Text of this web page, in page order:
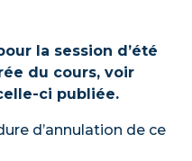
la session d’été
du cours, voir
ci publiée.
d’annulation de ce